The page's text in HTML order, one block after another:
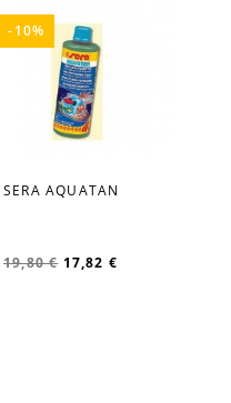
favorite_border
SERA AQUATAN
19,80 € 17,82 €
-10%